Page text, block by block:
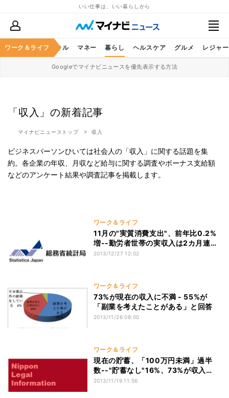
いい仕事は、いい暮らしから
ワーク＆ライフ
ア ビジネススキル マネー 暮らし ヘルスケア グルメ レジャー
Googleでマイナビニュースを優先表示する方法
「収入」の新着記事
マイナビニューストップ 収入
ビジネスパーソンひいては社会人の「収入」に関する話題を集
約。各企業の年収、月収など給与に関する調査やボーナス支給額
などのアンケート結果や調査記事を掲載します。
ワーク＆ライフ
11月の"実質消費支出"、前年比0.2%
増--勤労者世帯の実収入は2カ月連続
減
2013/12/27 12:02
ワーク＆ライフ
73%が現在の収入に不満 - 55%が
「副業を考えたことがある」と回答
2013/11/26 08:00
ワーク＆ライフ
現在の貯蓄、「100万円未満」過半
数--"貯蓄なし"16%、73%が収入
に"満足せず"
2013/11/19 11:56